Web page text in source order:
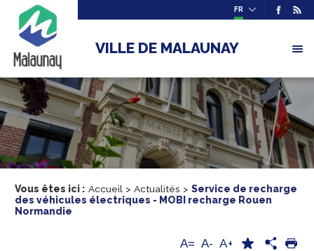
FR
VILLE DE MALAUNAY
Vous êtes ici : Accueil > Actualités > Service de recharge
des véhicules électriques - MOBI recharge Rouen
Normandie
A= A- A+